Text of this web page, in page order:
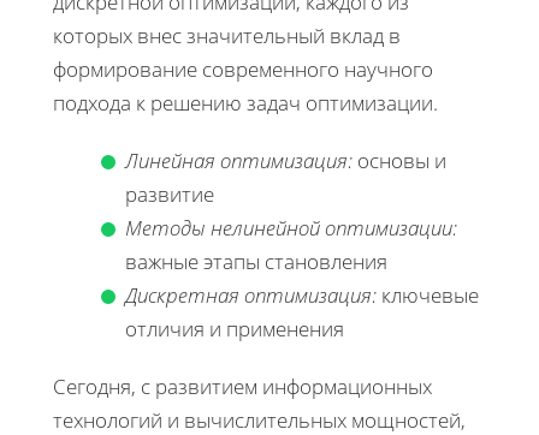
которых внес значительный вклад в
формирование современного научного
подхода к решению задач оптимизации.
Линейная оптимизация: основы и
развитие
Методы нелинейной оптимизации:
важные этапы становления
Дискретная оптимизация: ключевые
отличия и применения
Сегодня, с развитием информационных
технологий и вычислительных мощностей,